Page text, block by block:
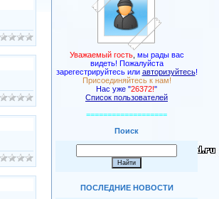
Уважаемый гость, мы рады вас
видеть! Пожалуйста
зарегестрируйтесь или авторизуйтесь!
Присоединяйтесь к нам!
Нас уже "26372!"
Список пользователей
===================
Поиск
ПОСЛЕДНИЕ НОВОСТИ